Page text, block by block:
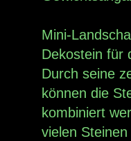
Mini-
Dekostein für
Durch seine
können die
kombiniert
vielen